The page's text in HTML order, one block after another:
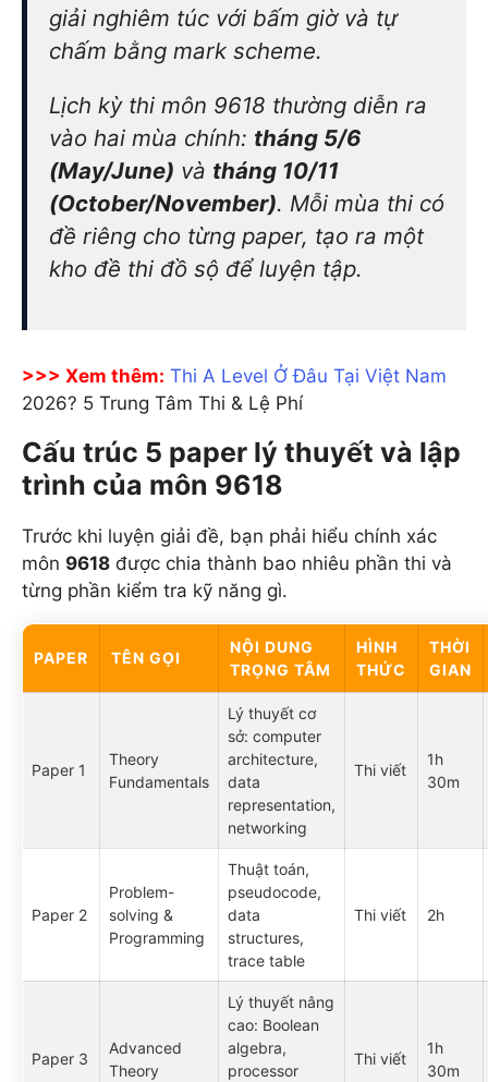
giải nghiêm túc với bấm giờ và tự
chấm bằng mark scheme.
Lịch kỳ thi môn 9618 thường diễn ra
vào hai mùa chính: tháng 5/6
(May/June) và tháng 10/11
(October/November). Mỗi mùa thi có
đề riêng cho từng paper, tạo ra một
kho đề thi đồ sộ để luyện tập.
>>> Xem thêm: Thi A Level Ở Đâu Tại Việt Nam
2026? 5 Trung Tâm Thi & Lệ Phí
Cấu trúc 5 paper lý thuyết và lập
trình của môn 9618
Trước khi luyện giải đề, bạn phải hiểu chính xác
môn 9618 được chia thành bao nhiêu phần thi và
từng phần kiểm tra kỹ năng gì.
PAPER TÊN GỌI
NỘI DUNG
TRỌNG TÂM
HÌNH
THỨC
THỜI
GIAN
Paper 1
Theory
Fundamentals
Lý thuyết cơ
sở: computer
architecture,
data
representation,
networking
Thi viết
1h
30m
Paper 2
Problem-
solving &
Programming
Thuật toán,
pseudocode,
data
structures,
trace table
Thi viết 2h
Paper 3
Advanced
Theory
Lý thuyết nâng
cao: Boolean
algebra,
processor
Thi viết
1h
30m